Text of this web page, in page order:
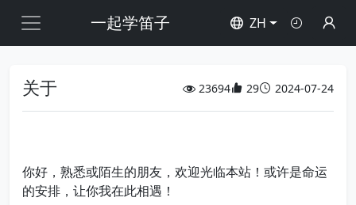
一起学笛子 ZH
关于 23694 29 2024-07-24
你好，熟悉或陌生的朋友，欢迎光临本站！或许是命运
的安排，让你我在此相遇！